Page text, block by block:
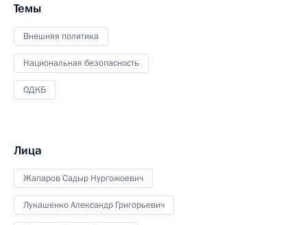
Темы
Внешняя политика
Национальная безопасность
ОДКБ
Лица
Жапаров Садыр Нургожоевич
Лукашенко Александр Григорьевич